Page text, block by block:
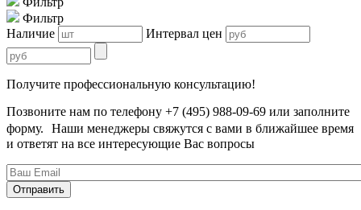
Фильтр
Наличие
Интервал цен
Получите профессиональную консультацию!
Позвоните нам по телефону +7 (495) 988-09-69 или заполните
форму. Наши менеджеры свяжутся с вами в ближайшее время
и ответят на все интересующие Вас вопросы